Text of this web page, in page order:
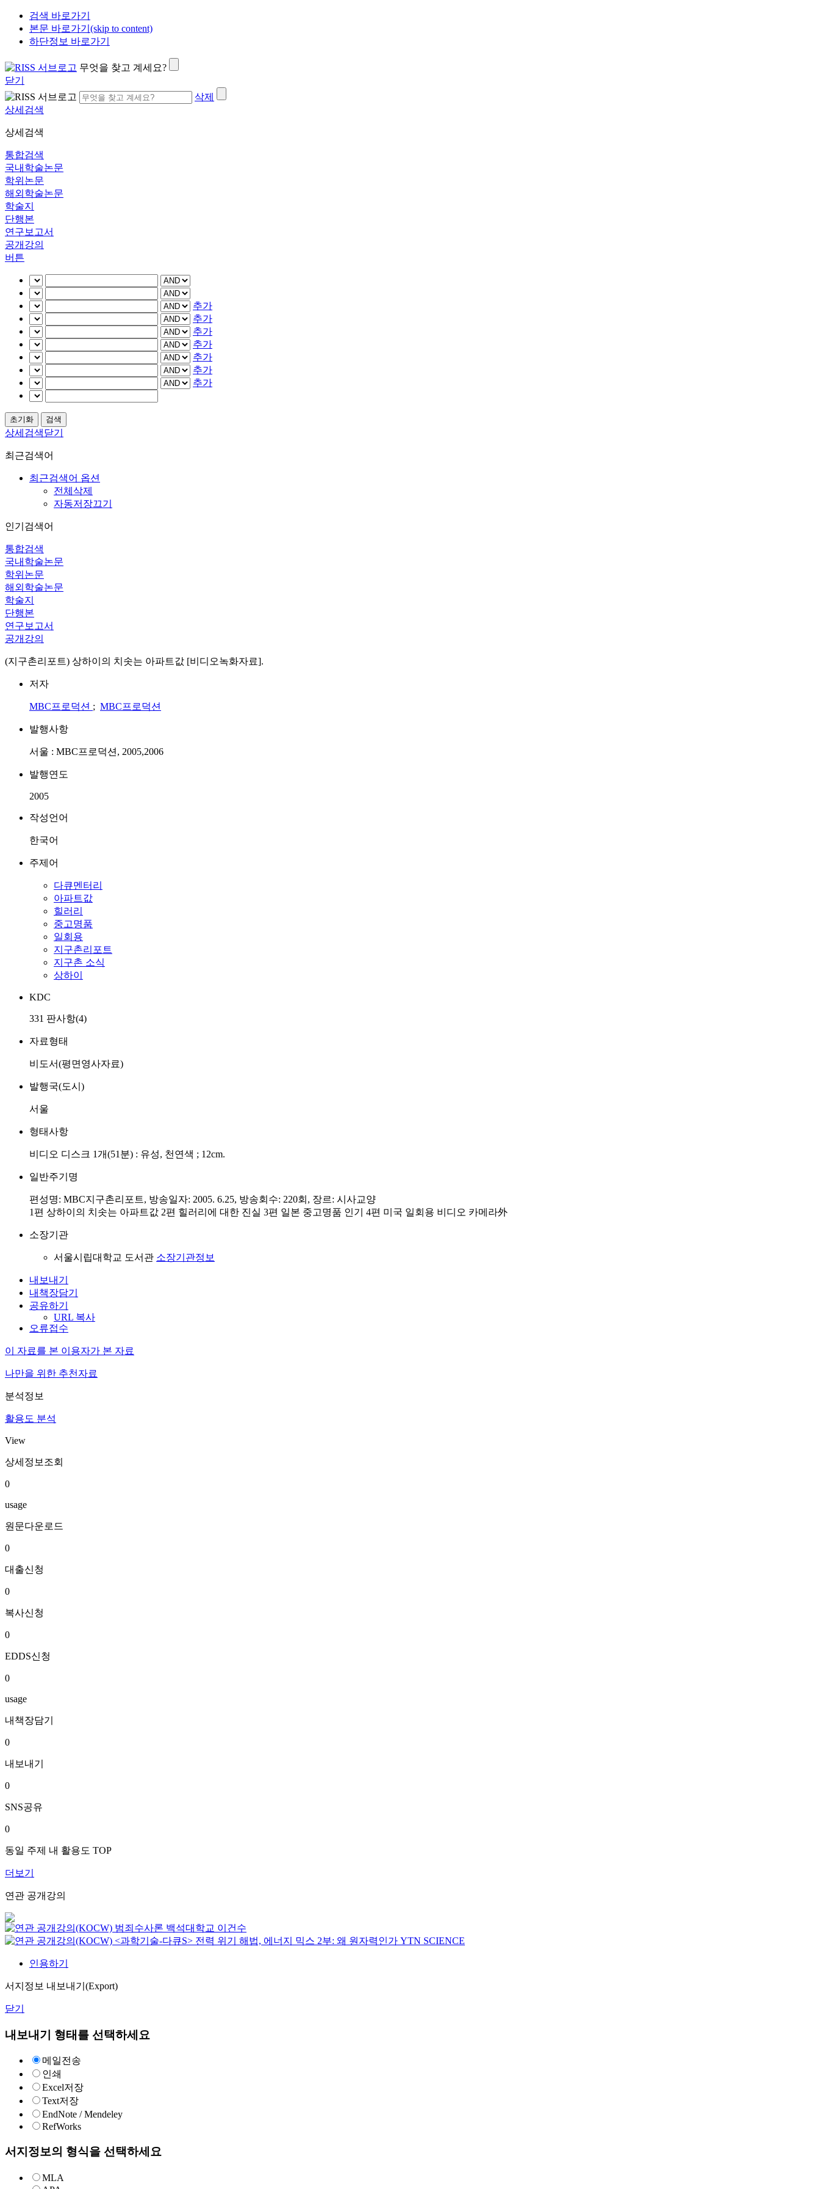
검색 바로가기
본문 바로가기(skip to content)
하단정보 바로가기
무엇을 찾고 계세요?
닫기
삭제
상세검색
상세검색
통합검색
국내학술논문
학위논문
해외학술논문
학술지
단행본
연구보고서
공개강의
버튼
추가
추가
추가
추가
추가
추가
추가
상세검색닫기
최근검색어
최근검색어 옵션
전체삭제
자동저장끄기
인기검색어
통합검색
국내학술논문
학위논문
해외학술논문
학술지
단행본
연구보고서
공개강의
(지구촌리포트) 상하이의 치솟는 아파트값 [비디오녹화자료].
저자
MBC프로덕션 ; MBC프로덕션
발행사항
서울 : MBC프로덕션, 2005,2006
발행연도
2005
작성언어
한국어
주제어
다큐멘터리
아파트값
힐러리
중고명품
일회용
지구촌리포트
지구촌 소식
상하이
KDC
331 판사항(4)
자료형태
비도서(평면영사자료)
발행국(도시)
서울
형태사항
비디오 디스크 1개(51분) : 유성, 천연색 ; 12cm.
일반주기명
편성명: MBC지구촌리포트, 방송일자: 2005. 6.25, 방송회수: 220회, 장르: 시사교양
1편 상하이의 치솟는 아파트값 2편 힐러리에 대한 진실 3편 일본 중고명품 인기 4편 미국 일회용 비디오 카메라外
소장기관
서울시립대학교 도서관 소장기관정보
내보내기
내책장담기
공유하기
URL 복사
오류접수
이 자료를 본 이용자가 본 자료
나만을 위한 추천자료
분석정보
활용도 분석
View
상세정보조회
0
usage
원문다운로드
0
대출신청
0
복사신청
0
EDDS신청
0
usage
내책장담기
0
내보내기
0
SNS공유
0
동일 주제 내 활용도 TOP
더보기
연관 공개강의
범죄수사론 백석대학교 이건수
<과학기술-다큐S> 전력 위기 해법, 에너지 믹스 2부: 왜 원자력인가 YTN SCIENCE
인용하기
서지정보 내보내기(Export)
닫기
내보내기 형태를 선택하세요
메일전송
인쇄
Excel저장
Text저장
EndNote / Mendeley
RefWorks
서지정보의 형식을 선택하세요
MLA